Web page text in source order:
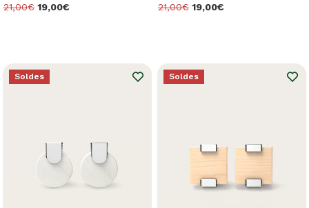
21,00€ 19,00€ 21,00€ 19,00€
Soldes Soldes